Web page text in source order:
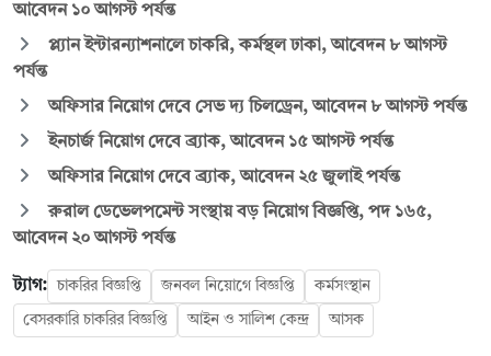
আবেদন ১০ আগস্ট পর্যন্ত
প্ল্যান ইন্টারন্যাশনালে চাকরি, কর্মস্থল ঢাকা, আবেদন ৮ আগস্ট
পর্যন্ত
অফিসার নিয়োগ দেবে সেভ দ্য চিলড্রেন, আবেদন ৮ আগস্ট পর্যন্ত
ইনচার্জ নিয়োগ দেবে ব্র্যাক, আবেদন ১৫ আগস্ট পর্যন্ত
অফিসার নিয়োগ দেবে ব্র্যাক, আবেদন ২৫ জুলাই পর্যন্ত
রুরাল ডেভেলপমেন্ট সংস্থায় বড় নিয়োগ বিজ্ঞপ্তি, পদ ১৬৫,
আবেদন ২০ আগস্ট পর্যন্ত
ট্যাগ: চাকরির বিজ্ঞপ্তি জনবল নিয়োগে বিজ্ঞপ্তি কর্মসংস্থান
বেসরকারি চাকরির বিজ্ঞপ্তি আইন ও সালিশ কেন্দ্র আসক